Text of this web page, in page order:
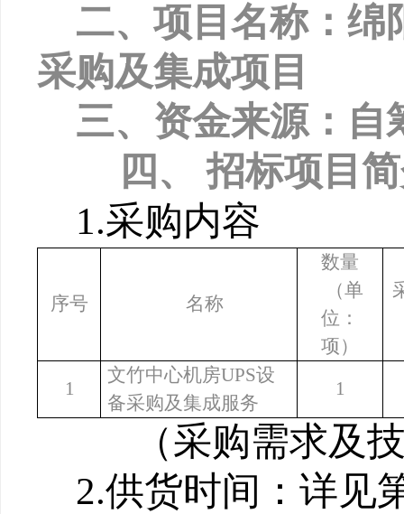
二、项目名称：绵
采购及集成项目
三、资金来源：自
四、招标项目
1.采购内容
序号 名称
数量
（单
位：
项）
1
文竹中心机房UPS设
备采购及集成服务
1
（采购需求及
2.供货时间：详见